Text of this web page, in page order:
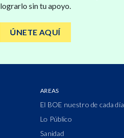
lograrlo sin tu apoyo.
ÚNETE AQUÍ
AREAS
El BOE nuestro de cada día
Lo Público
Sanidad